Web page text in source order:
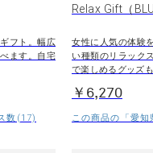
フト。幅広
ます。自宅
数(17)
Relax Gift（
女性に人気の体験
い種類のリラック
で楽しめるグッズも
￥6,270
この商品の「愛